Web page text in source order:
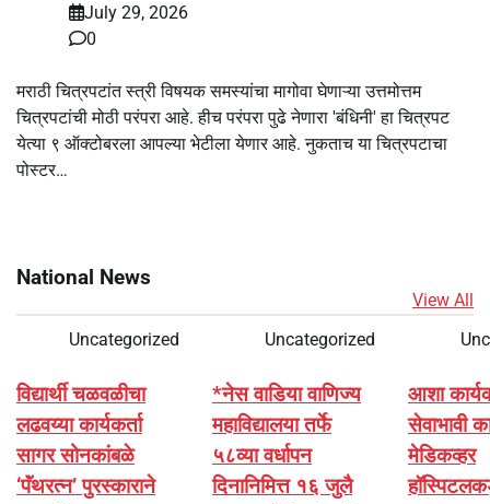
July 29, 2026
0
मराठी चित्रपटांत स्त्री विषयक समस्यांचा मागोवा घेणाऱ्या उत्तमोत्तम
चित्रपटांची मोठी परंपरा आहे. हीच परंपरा पुढे नेणारा 'बंधिनी' हा चित्रपट
येत्या ९ ऑक्टोबरला आपल्या भेटीला येणार आहे. नुकताच या चित्रपटाचा
पोस्टर…
National News
View All
Uncategorized
विद्यार्थी चळवळीचा
लढवय्या कार्यकर्ता
सागर सोनकांबळे
‘पॅंथरत्न’ पुरस्काराने
Uncategorized
*नेस वाडिया वाणिज्य
महाविद्यालया तर्फे
५८व्या वर्धापन
दिनानिमित्त १६ जुलै
आशा
सेवाभावी
मेडिकव्हर